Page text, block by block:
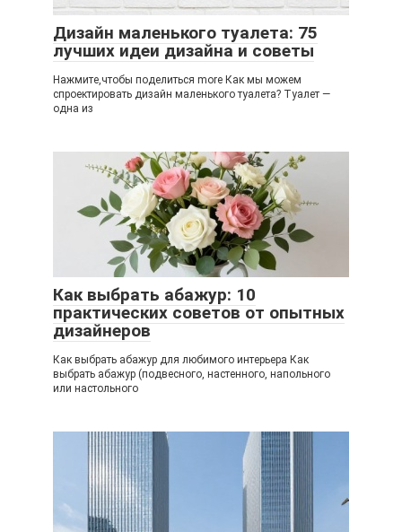
Дизайн маленького туалета: 75
лучших идеи дизайна и советы
Нажмите,чтобы поделиться more Как мы можем
спроектировать дизайн маленького туалета? Туалет —
одна из
Как выбрать абажур: 10
практических советов от опытных
дизайнеров
Как выбрать абажур для любимого интерьера Как
выбрать абажур (подвесного, настенного, напольного
или настольного